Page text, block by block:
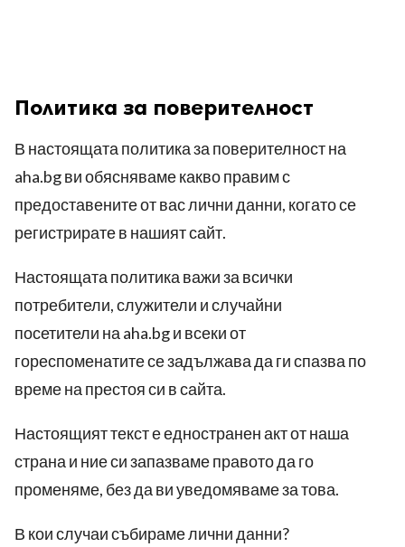
Политика за поверителност
В настоящата политика за поверителност на
aha.bgви обясняваме какво правим с
предоставените от вас лични данни, когато се
регистрирате в нашият сайт.
Настоящата политика важи за всички
потребители, служители и случайни
посетители на aha.bgи всеки от
гореспоменатите се задължава да ги спазва по
време на престоя си в сайта.
Настоящият текст е едностранен акт от наша
страна и ние си запазваме правото да го
променяме, без да ви уведомяваме за това.
В кои случаи събираме лични данни?